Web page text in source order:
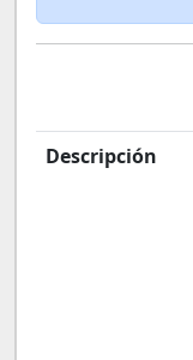
Descripción